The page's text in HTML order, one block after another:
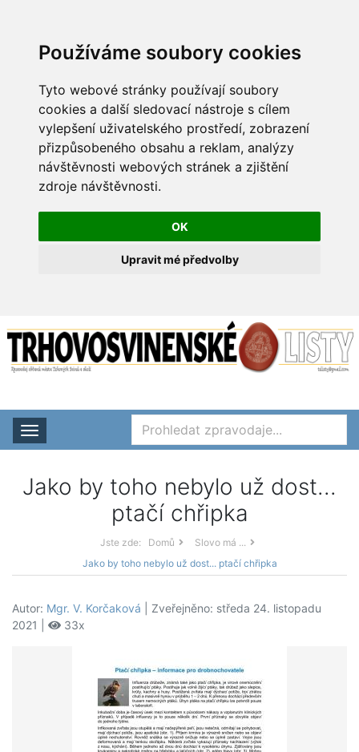
Používáme soubory cookies
Tyto webové stránky používají soubory
cookies a další sledovací nástroje s cílem
vylepšení uživatelského prostředí, zobrazení
přizpůsobeného obsahu a reklam, analýzy
návštěvnosti webových stránek a zjištění
zdroje návštěvnosti.
OK
Upravit mé předvolby
Rozbalit nabídku
Jako by toho nebylo už dost...
ptačí chřipka
Jste zde: Domů
Slovo má ...
Jako by toho nebylo už dost... ptačí chřipka
Autor: Mgr. V. Korčaková | Zveřejněno: středa 24. listopadu
2021 |
33x